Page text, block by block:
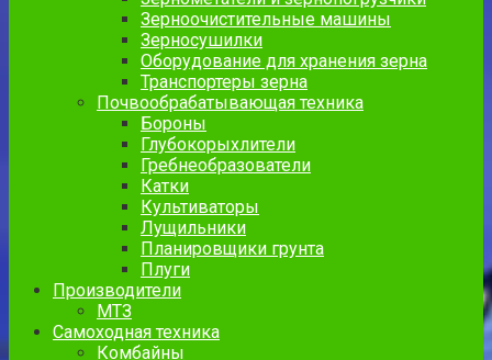
Зерноочистительные машины
Зерносушилки
Оборудование для хранения зерна
Транспортеры зерна
Почвообрабатывающая техника
Бороны
Глубокорыхлители
Гребнеобразователи
Катки
Культиваторы
Лущильники
Планировщики грунта
Плуги
Производители
МТЗ
Самоходная техника
Комбайны